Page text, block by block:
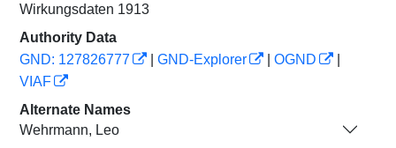
Wirkungsdaten 1913
Authority Data
GND: 127826777
GND-Explorer OGND
VIAF
Alternate Names
Wehrmann, Leo